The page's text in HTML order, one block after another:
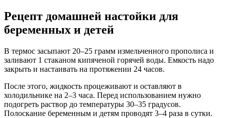
Рецепт домашней настойки для
беременных и детей
В термос засыпают 20–25 грамм измельченного прополиса и
заливают 1 стаканом кипяченой горячей воды. Емкость надо
закрыть и настаивать на протяжении 24 часов.
После этого, жидкость процеживают и оставляют в
холодильнике на 2–3 часа. Перед использованием нужно
подогреть раствор до температуры 30–35 градусов.
Полоскание беременным и детям проводят 3–4 раза в сутки.